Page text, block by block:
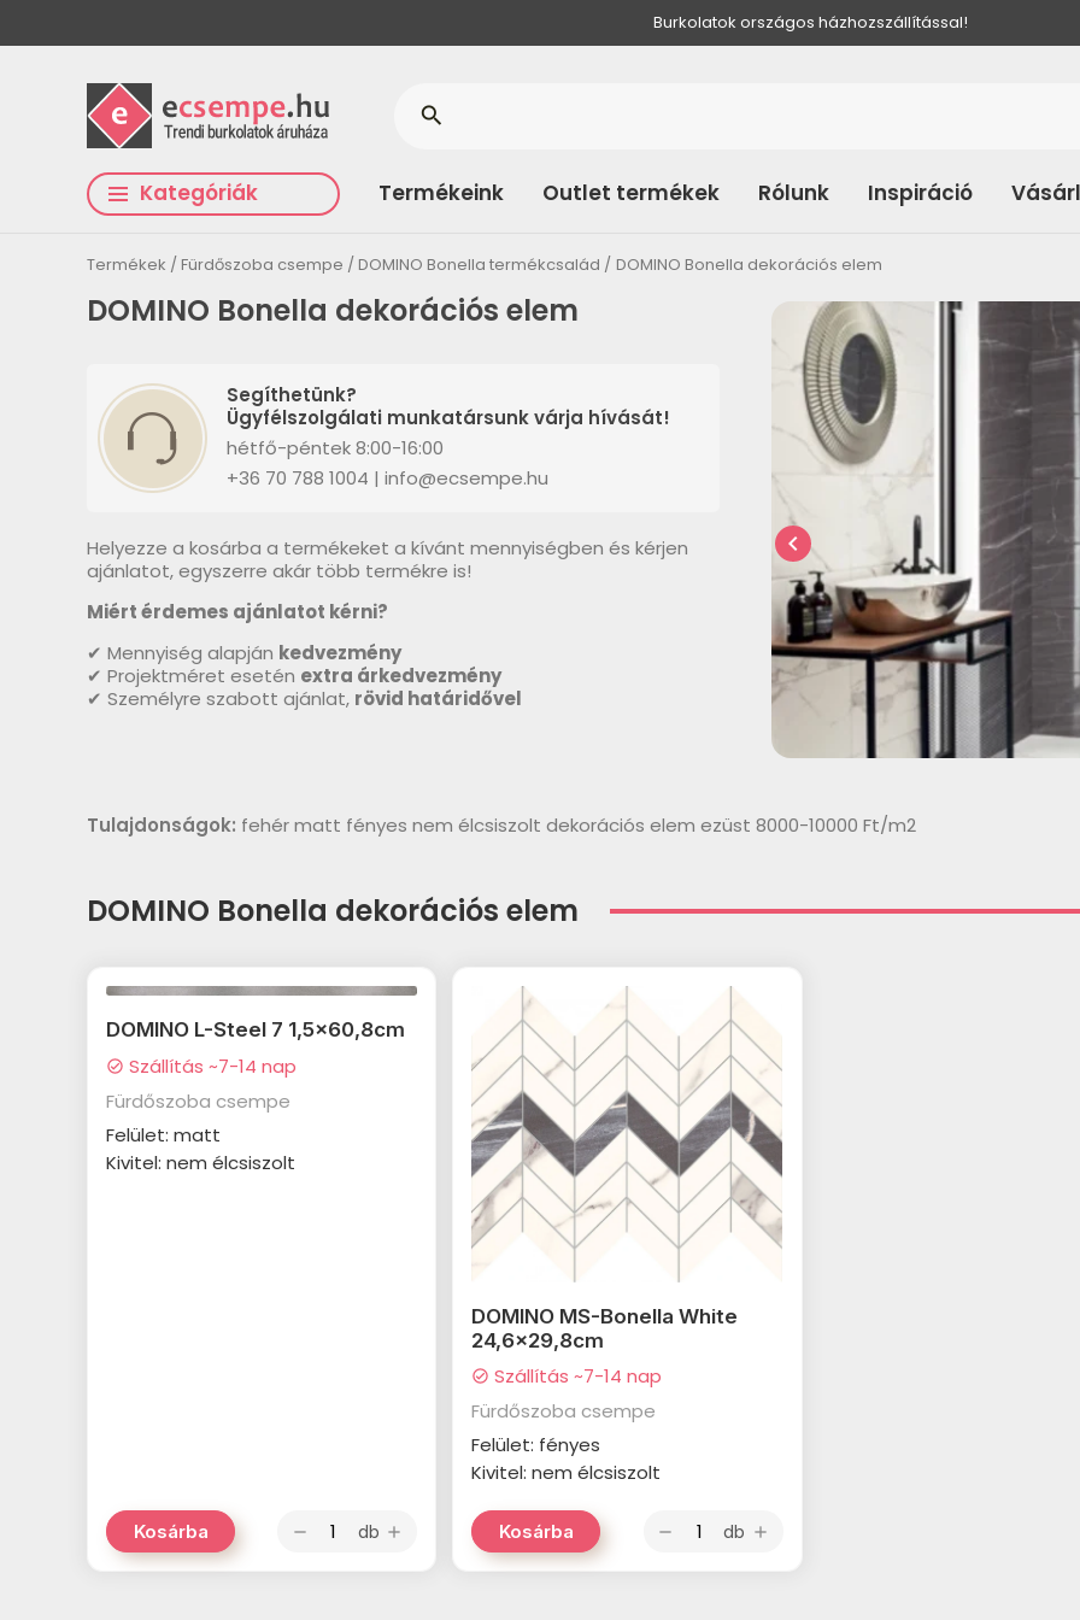
Burkolatok országos házhozszállítással!
Kategóriák Termékeink Outlet termékek Rólunk Inspiráció
search
Termékek Fürdőszoba csempe DOMINO Bonella termékcsalád DOMINO Bonella dekorációs elem
DOMINO Bonella dekorációs elem
Segíthetünk?
Ügyfélszolgálati munkatársunk várja hívását!
hétfő-péntek 8:00-16:00
+36 70 788 1004 | info@ecsempe.hu
Helyezze a kosárba a termékeket a kívánt mennyiségben és kérjen
ajánlatot, egyszerre akár több termékre is!
Miért érdemes ajánlatot kérni?
✔ Mennyiség alapján kedvezmény
✔ Projektméret esetén extra árkedvezmény
✔ Személyre szabott ajánlat, rövid határidővel
chevron_left
Tulajdonságok: fehér matt fényes nem élcsiszolt dekorációs elem ezüst 8000-10000 Ft/m2
DOMINO Bonella dekorációs elem
DOMINO L-Steel 7 1,5x60,8cm
check_circle Szállítás ~7-14 nap
Fürdőszoba csempe
Felület: matt
Kivitel: nem élcsiszolt
Kosárba remove db add
DOMINO MS-Bonella White
24,6x29,8cm
check_circle Szállítás ~7-14 nap
Fürdőszoba csempe
Felület: fényes
Kivitel: nem élcsiszolt
Kosárba remove db add